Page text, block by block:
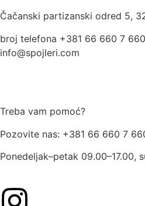
Čačanski partizanski odred 5,
broj telefona +381 66 660 7
info@spojleri.com
Treba vam pomoć?
Pozovite nas: +381 66 660 7
Ponedeljak–petak 09.00–17.00,